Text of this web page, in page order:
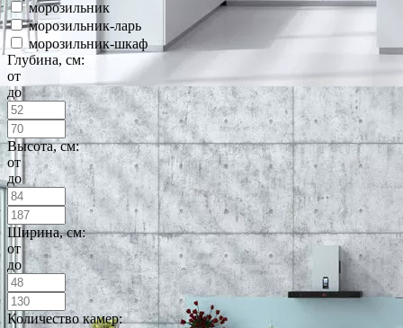
морозильник
морозильник-ларь
морозильник-шкаф
Глубина, см:
от
до
Высота, см:
от
до
Ширина, см:
от
до
Количество камер: